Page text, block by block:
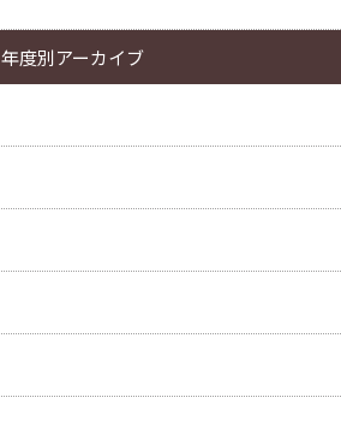
年度別アーカイブ